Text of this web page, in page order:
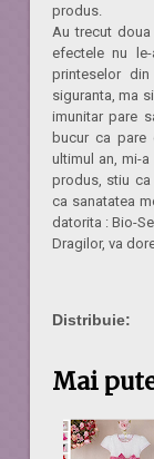
produs.
Au trecut
efectele nu
printeselor
siguranta, ma
imunitar pare
bucur ca pare
ultimul an, mi-
produs, stiu
ca sanatatea
datorita : Bio-
Dragilor, va
Distribuie:
Mai